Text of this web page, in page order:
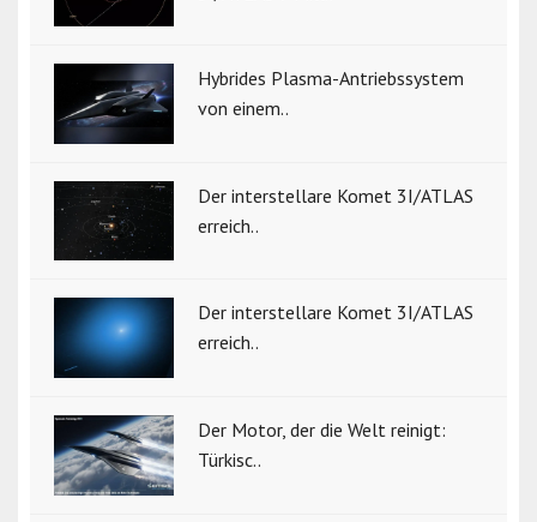
Hybrides Plasma-Antriebssystem
von einem..
Der interstellare Komet 3I/ATLAS
erreich..
Der interstellare Komet 3I/ATLAS
erreich..
Der Motor, der die Welt reinigt:
Türkisc..